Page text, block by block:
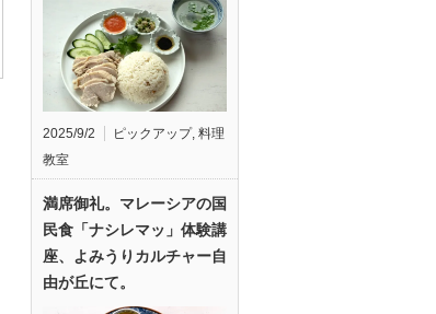
2025/9/2 ピックアップ, 料理
教室
満席御礼。マレーシアの国
民食「ナシレマッ」体験講
座、よみうりカルチャー自
由が丘にて。